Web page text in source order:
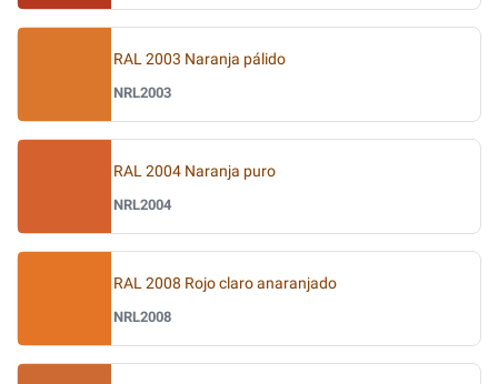
RAL 2003 Naranja pálido
NRL2003
RAL 2004 Naranja puro
NRL2004
RAL 2008 Rojo claro anaranjado
NRL2008